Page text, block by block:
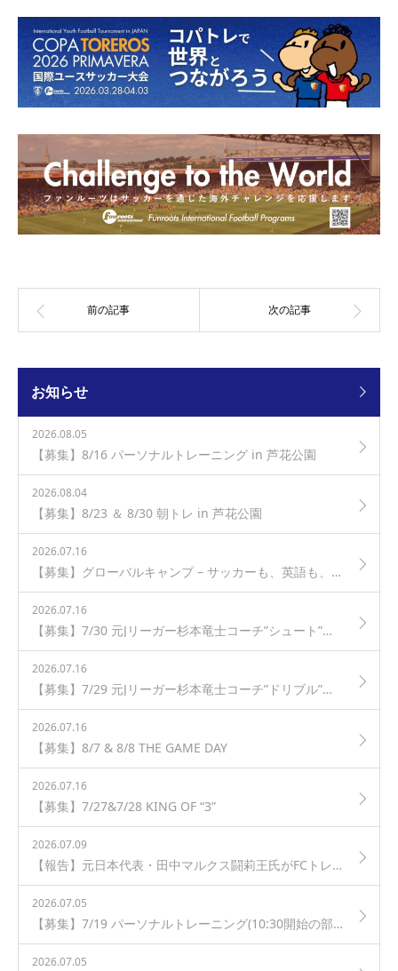
お知らせ
2026.08.05
【募集】8/16 パーソナルトレーニング in 芦花公園
2026.08.04
【募集】8/23 ＆ 8/30 朝トレ in 芦花公園
2026.07.16
【募集】グローバルキャンプ – サッカーも、英語も、世界レベルで
2026.07.16
【募集】7/30 元Jリーガー杉本竜士コーチ”シュート”クリニック in 芦花公園
2026.07.16
【募集】7/29 元Jリーガー杉本竜士コーチ”ドリブル”クリニック in 芦花公園
2026.07.16
【募集】8/7 & 8/8 THE GAME DAY
2026.07.16
【募集】7/27&7/28 KING OF “3”
2026.07.09
【報告】元日本代表・田中マルクス闘莉王氏がFCトレーロスジュニアユースを訪問！
2026.07.05
【募集】7/19 パーソナルトレーニング(10:30開始の部) in 芦花公園
2026.07.05